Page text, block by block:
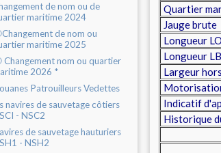
de nom ou de
maritime 2024
de nom ou
maritime 2025
Changement nom ou quartier
2026 *
Patrouilleurs Vedettes
navires de sauvetage côtiers
- NSC2
de sauvetage hauturiers
- NSH2
Quartier
Jauge brute
Longueur
Longueur
Largeur
Indicatif
Historique